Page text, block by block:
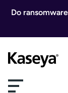
Do